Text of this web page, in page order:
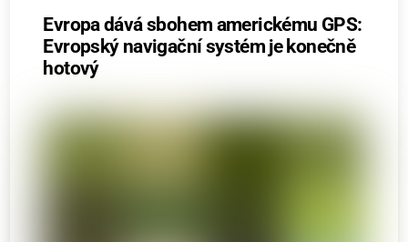
Evropa dává sbohem americkému GPS:
Evropský navigační systém je konečně
hotový